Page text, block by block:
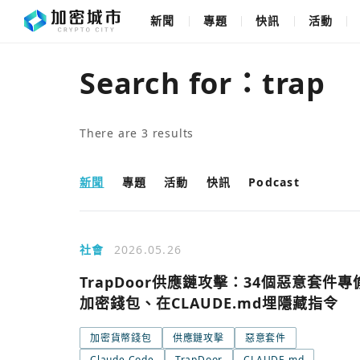
新聞 專題 快訊 活動
Search for： trap
There are 3 results
新聞 專題 活動 快訊 Podcast
社會 2026.05.26
TrapDoor供應鏈攻擊：34個惡意套件專
加密錢包、在CLAUDE.md埋隱藏指令
加密貨幣錢包 供應鏈攻擊
惡意套件